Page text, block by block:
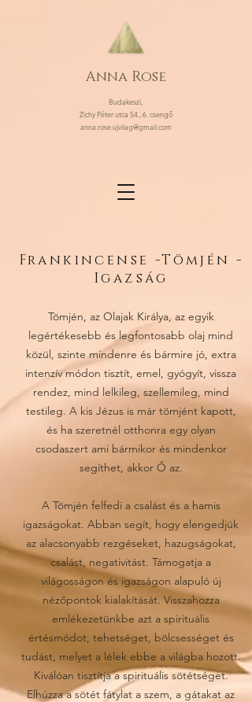
Anna Rose
Budakeszi,
Zichy Péter utca 54., 6. csengő
anna.rose.ujvilag@gmail.com
Frankincense -Tömjén -
Igazság
Tömjén, az Olajak Királya, az egyik
legértékesebb és legfontosabb olaj mind
közül, szinte mindenre és bármire jó, extra
intenzív módon tisztít, emel, gyógyít, vissza
rendez, mind lelkileg, szellemileg, mind
testileg. A kis Jézus is már tömjént kapott,
és ha szeretnél otthonra egy olyan
csodaszert ami bármikor és mindenkor
segíthet, akkor Ő az.
A Tömjén felfedi a csalást és a hamis
igazságokat. Abban segít, hogy elengedjük
az alacsonyabb rezgéseket, hazugságokat,
csalást, negativitást. Támogatja a
világosságon és igazságon alapuló új
nézőpontok kialakítását. Visszahozza
emlékezetünkbe azt a spirituális
értésmódot, tehetséget, bölcsességet és
tudást, melyet a lélek ebbe a világba hozott.
Kiválóan tisztítja a spirituális sötétséget.
Elhúzza a sötét fátylat a szem, a gátakat az